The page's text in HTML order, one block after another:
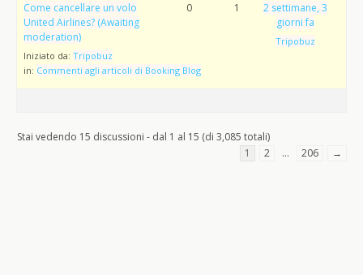
Come cancellare un volo
United Airlines? (Awaiting
moderation)
Iniziato da: Tripobuz
in: Commenti agli articoli di Booking Blog
0 1
2 settimane, 3
giorni fa
Tripobuz
Stai vedendo 15 discussioni - dal 1 al 15 (di 3,085 totali)
1
2 … 206 →